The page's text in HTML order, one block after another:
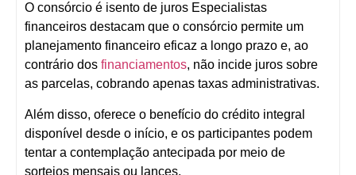
O consórcio é isento de juros Especialistas
financeiros destacam que o consórcio permite um
planejamento financeiro eficaz a longo prazo e, ao
contrário dos financiamentos, não incide juros sobre
as parcelas, cobrando apenas taxas administrativas.
Além disso, oferece o benefício do crédito integral
disponível desde o início, e os participantes podem
tentar a contemplação antecipada por meio de
sorteios mensais ou lances.